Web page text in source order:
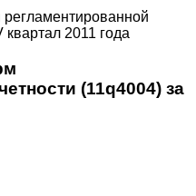
квартал 2011 года
(11q4004) за